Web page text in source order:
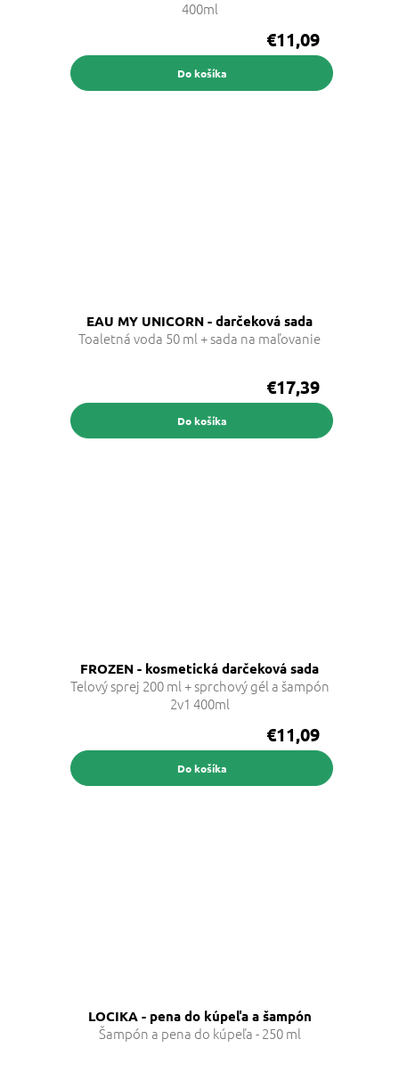
400ml
€11,09
Do košíka
EAU MY UNICORN - darčeková sada
Toaletná voda 50 ml + sada na maľovanie
€17,39
Do košíka
FROZEN - kosmetická darčeková sada
Telový sprej 200 ml + sprchový gél a šampón
2v1 400ml
€11,09
Do košíka
LOCIKA - pena do kúpeľa a šampón
Šampón a pena do kúpeľa - 250 ml